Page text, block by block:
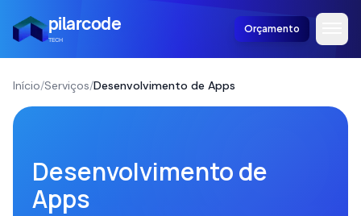
pilarcode
TECH
Orçamento
Início/Serviços/Desenvolvimento de Apps
Desenvolvimento de
Apps